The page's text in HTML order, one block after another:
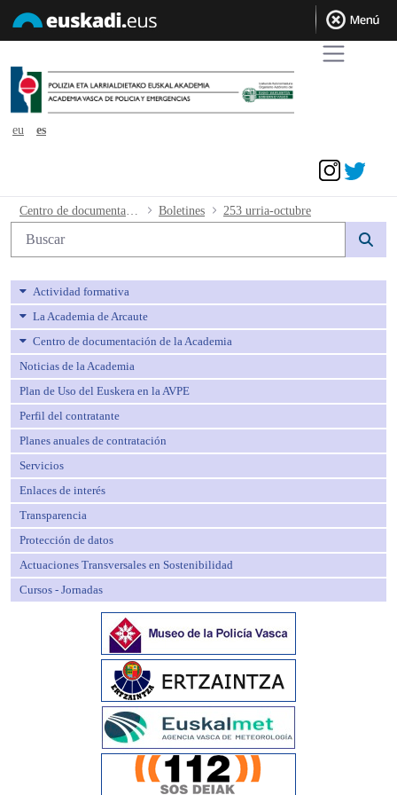
eu
es
253 urria-octubre - avpe
Boletines 253 urria-octubre
Búsqueda web
Actividad formativa
La Academia de Arcaute
Centro de documentación de la Academia
Noticias de la Academia
Plan de Uso del Euskera en la AVPE
Perfil del contratante
Planes anuales de contratación
Servicios
Enlaces de interés
Transparencia
Protección de datos
Actuaciones Transversales en Sostenibilidad
Cursos - Jornadas